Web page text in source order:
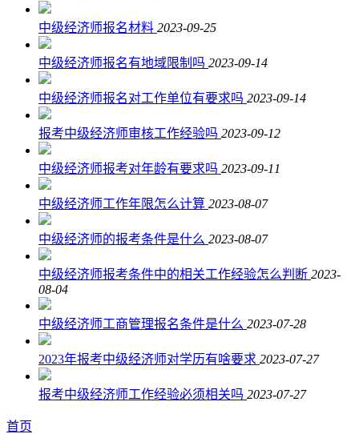
中级经济师报名材料 2023-09-25
中级经济师报名有地域限制吗 2023-09-14
中级经济师报名对工作单位有要求吗 2023-09-14
报考中级经济师审核工作经验吗 2023-09-12
中级经济师报考对年龄有要求吗 2023-09-11
中级经济师工作年限怎么计算 2023-08-07
中级经济师的报考条件是什么 2023-08-07
中级经济师报考条件中的相关工作经验怎么判断 2023-
08-04
中级经济师工商管理报名条件是什么 2023-07-28
2023年报考中级经济师对学历有啥要求 2023-07-27
报考中级经济师工作经验必须相关吗 2023-07-27
首页